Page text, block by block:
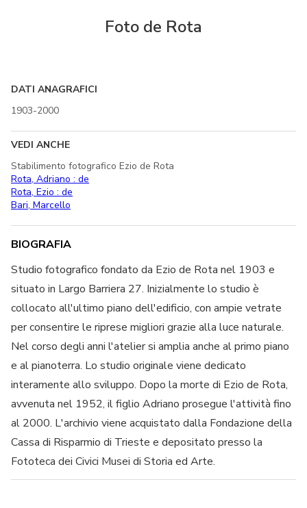
Foto de Rota
DATI ANAGRAFICI
1903-2000
VEDI ANCHE
Stabilimento fotografico Ezio de Rota
Rota, Adriano : de
Rota, Ezio : de
Bari, Marcello
BIOGRAFIA
Studio fotografico fondato da Ezio de Rota nel 1903 e
situato in Largo Barriera 27. Inizialmente lo studio è
collocato all'ultimo piano dell'edificio, con ampie vetrate
per consentire le riprese migliori grazie alla luce naturale.
Nel corso degli anni l'atelier si amplia anche al primo piano
e al pianoterra. Lo studio originale viene dedicato
interamente allo sviluppo. Dopo la morte di Ezio de Rota,
avvenuta nel 1952, il figlio Adriano prosegue l'attività fino
al 2000. L'archivio viene acquistato dalla Fondazione della
Cassa di Risparmio di Trieste e depositato presso la
Fototeca dei Civici Musei di Storia ed Arte.